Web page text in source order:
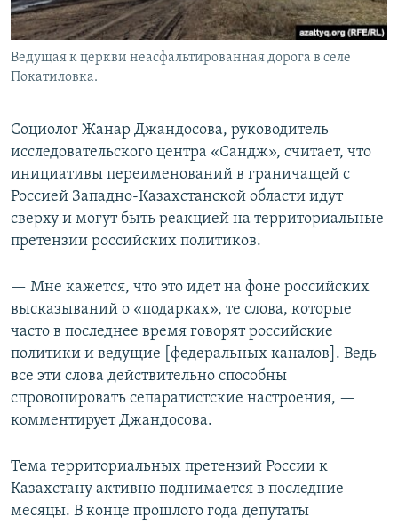
Ведущая к церкви неасфальтированная дорога в селе
Покатиловка.
Социолог Жанар Джандосова, руководитель
исследовательского центра «Сандж», считает, что
инициативы переименований в граничащей с
Россией Западно-Казахстанской области идут
сверху и могут быть реакцией на территориальные
претензии российских политиков.
— Мне кажется, что это идет на фоне российских
высказываний о «подарках», те слова, которые
часто в последнее время говорят российские
политики и ведущие [федеральных каналов]. Ведь
все эти слова действительно способны
спровоцировать сепаратистские настроения, —
комментирует Джандосова.
Тема территориальных претензий России к
Казахстану активно поднимается в последние
месяцы. В конце прошлого года депутаты